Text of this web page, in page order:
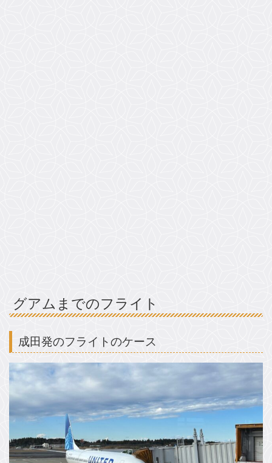
グアムまでのフライト
成田発のフライトのケース